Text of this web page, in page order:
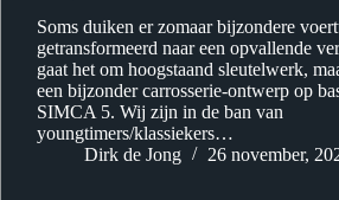
Soms duiken er zomaar bijzondere
getransformeerd naar een opvallende
gaat het om hoogstaand sleutelwerk,
een bijzonder carrosserie-ontwerp op
SIMCA 5. Wij zijn in de ban van
youngtimers/klassiekers…
Dirk de Jong
26 november,